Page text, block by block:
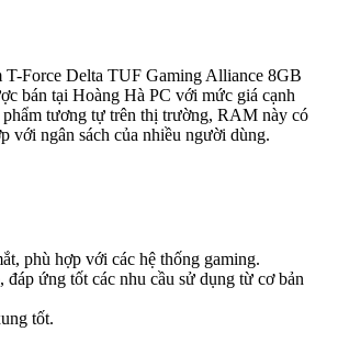
Force Delta TUF Gaming Alliance 8GB
bán tại Hoàng Hà PC với mức giá cạnh
phẩm tương tự trên thị trường, RAM này có
với ngân sách của nhiều người dùng.
phù hợp với các hệ thống gaming.
đáp ứng tốt các nhu cầu sử dụng từ cơ bản
tốt.